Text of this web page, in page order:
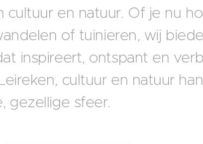
cultuur en natuur. Of je nu
of tuinieren, wij
inspireert, ontspant en
cultuur en natuur
gezellige sfeer.